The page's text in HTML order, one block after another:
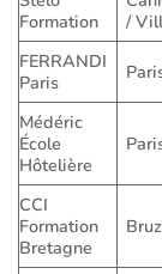
Formation
/
FERRANDI
Paris
Médéric
École
Hôtelière
CCI
Formation
Bretagne